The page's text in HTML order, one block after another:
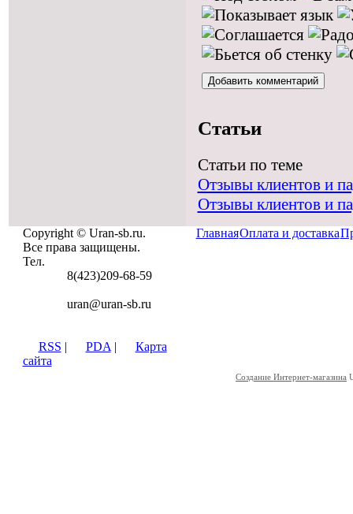
Статьи
Статьи по теме
Отзывы клиентов и
Отзывы клиентов и
Copyright © Uran-sb.ru.
Все права защищены.
Тел.
8(423)209-68-59
uran@uran-sb.ru
RSS | PDA |
Карта
сайта
ГлавнаяОплата и доставка
Создание Интернет-магазина